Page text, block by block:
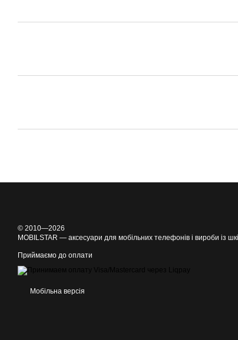
© 2010—2026
MOBILSTAR — аксесуари для мобільних телефонів і вироби із
Приймаємо до оплати
Мобільна версія